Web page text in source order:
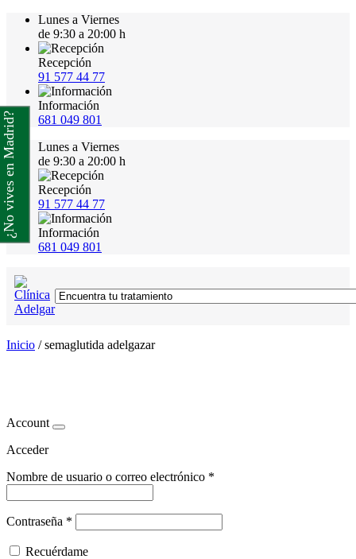
Lunes a Viernes
de 9:30 a 20:00 h
Recepción
91 577 44 77
Información
681 049 801
Lunes a Viernes
de 9:30 a 20:00 h
Recepción
91 577 44 77
Información
681 049 801
Inicio /semaglutida adelgazar
Account
Acceder
Nombre de usuario o correo electrónico *
Contraseña *
Recuérdame
¿No vives en Madrid?